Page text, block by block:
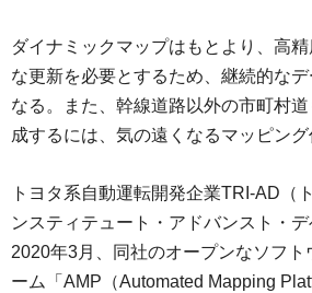
ダイナミックマップはもとより、高
な更新を必要とするため、継続的な
なる。また、幹線道路以外の市町村
成するには、気の遠くなるマッピング
トヨタ系自動運転開発企業TRI-AD（
ンスティテュート・アドバンスト・
2020年3月、同社のオープンなソフト
ーム「AMP（Automated Mapping